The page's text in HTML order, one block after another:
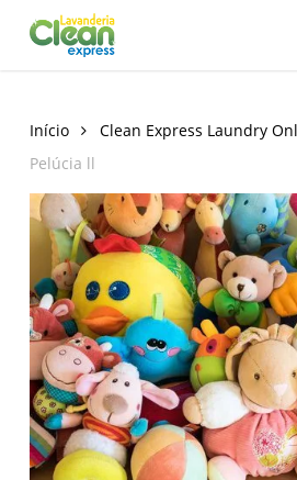
Início Clean Express Laundry
Pelúcia ll